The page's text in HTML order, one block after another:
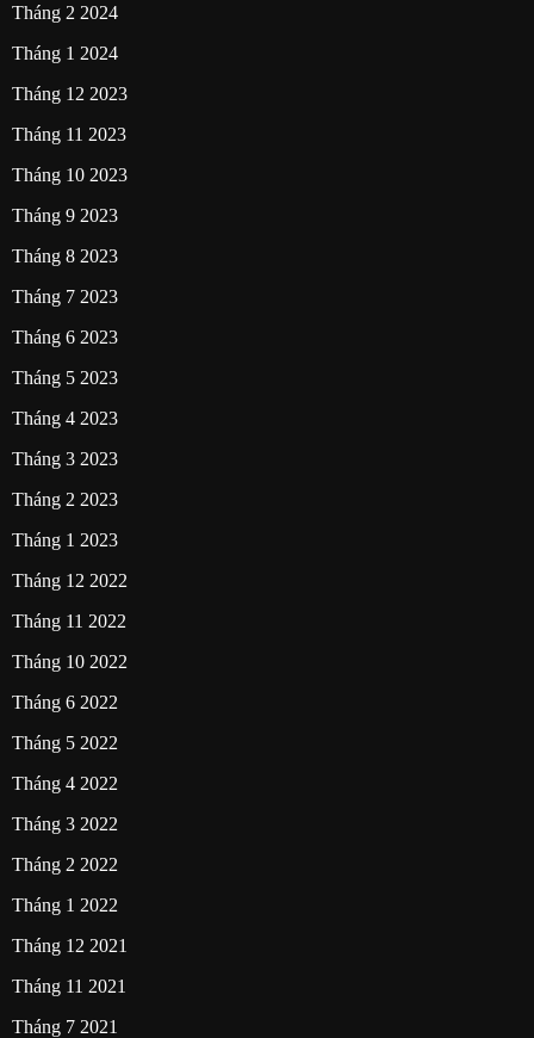
Tháng 2 2024
Tháng 1 2024
Tháng 12 2023
Tháng 11 2023
Tháng 10 2023
Tháng 9 2023
Tháng 8 2023
Tháng 7 2023
Tháng 6 2023
Tháng 5 2023
Tháng 4 2023
Tháng 3 2023
Tháng 2 2023
Tháng 1 2023
Tháng 12 2022
Tháng 11 2022
Tháng 10 2022
Tháng 6 2022
Tháng 5 2022
Tháng 4 2022
Tháng 3 2022
Tháng 2 2022
Tháng 1 2022
Tháng 12 2021
Tháng 11 2021
Tháng 7 2021